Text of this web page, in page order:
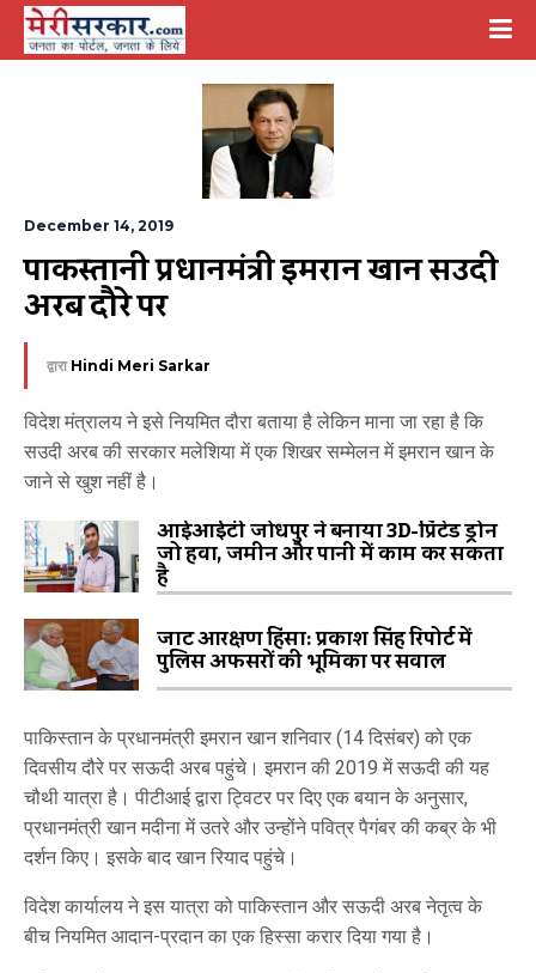
December 14, 2019
पाकिस्तानी प्रधानमंत्री इमरान खान सउदी
अरब दौरे पर
द्वारा Hindi Meri Sarkar
विदेश मंत्रालय ने इसे नियमित दौरा बताया है लेकिन माना जा रहा है कि
सउदी अरब की सरकार मलेशिया में एक शिखर सम्मेलन में इमरान खान के
जाने से खुश नहीं है।
आईआईटी जोधपुर ने बनाया 3D-प्रिंटेड ड्रोन
जो हवा, जमीन और पानी में काम कर सकता
है
जाट आरक्षण हिंसा: प्रकाश सिंह रिपोर्ट में
पुलिस अफसरों की भूमिका पर सवाल
पाकिस्तान के प्रधानमंत्री इमरान खान शनिवार (14 दिसंबर) को एक
दिवसीय दौरे पर सऊदी अरब पहुंचे। इमरान की 2019 में सऊदी की यह
चौथी यात्रा है। पीटीआई द्वारा ट्विटर पर दिए एक बयान के अनुसार,
प्रधानमंत्री खान मदीना में उतरे और उन्होंने पवित्र पैगंबर की कब्र के भी
दर्शन किए। इसके बाद खान रियाद पहुंचे।
विदेश कार्यालय ने इस यात्रा को पाकिस्तान और सऊदी अरब नेतृत्व के
बीच नियमित आदान-प्रदान का एक हिस्सा करार दिया गया है।